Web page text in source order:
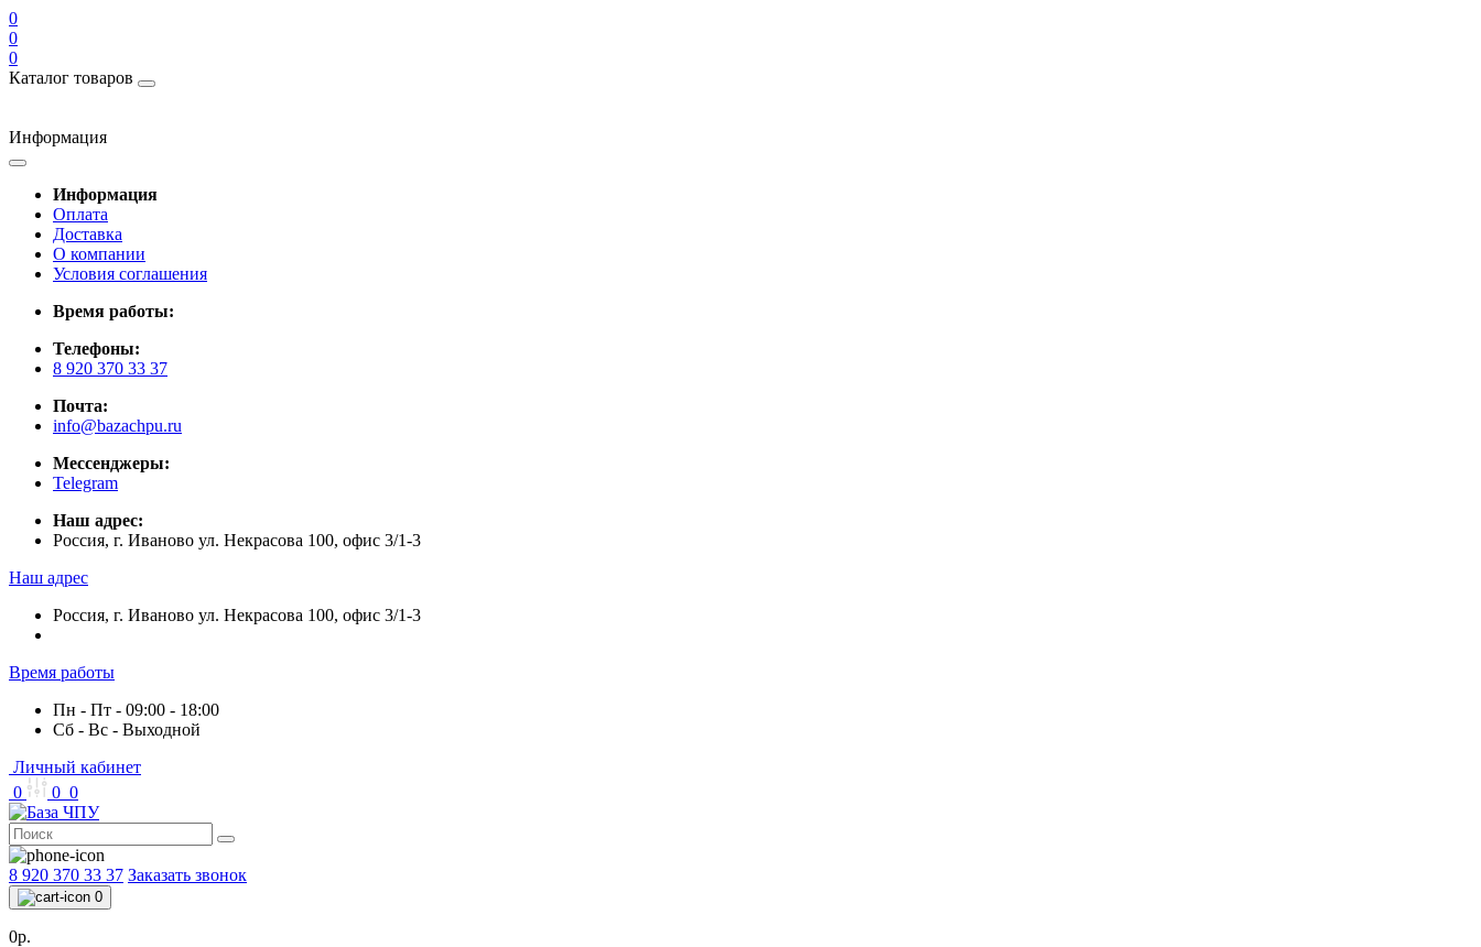
0
0
0
Каталог товаров
Информация
Информация
Оплата
Доставка
О компании
Условия соглашения
Время работы:
Телефоны:
8 920 370 33 37
Почта:
info@bazachpu.ru
Мессенджеры:
Telegram
Наш адрес:
Россия, г. Иваново ул. Некрасова 100, офис 3/1-3
Наш адрес
Россия, г. Иваново ул. Некрасова 100, офис 3/1-3
Время работы
Пн - Пт - 09:00 - 18:00
Сб - Вс - Выходной
Личный кабинет
0
0 0
8 920 370 33 37 Заказать звонок
0
0р.